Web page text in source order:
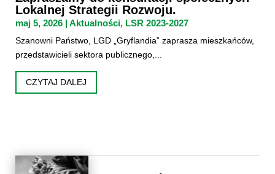
Lokalnej Strategii Rozwoju.
maj 5, 2026 | Aktualności, LSR 2023-2027
Szanowni Państwo, LGD „Gryflandia” zaprasza mieszkańców,
przedstawicieli sektora publicznego,...
CZYTAJ DALEJ